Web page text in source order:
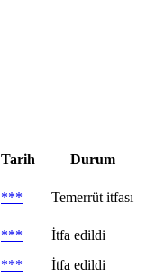
Tarih
Durum
***
Temerrüt itfası
***
İtfa edildi
***
İtfa edildi